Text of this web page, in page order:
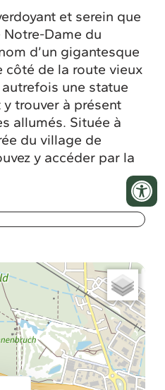
et serein que
Dame du
d’un gigantesque
côté de la route vieux
une statue
trouver à présent
allumés. Située à
du village de
y accéder par la